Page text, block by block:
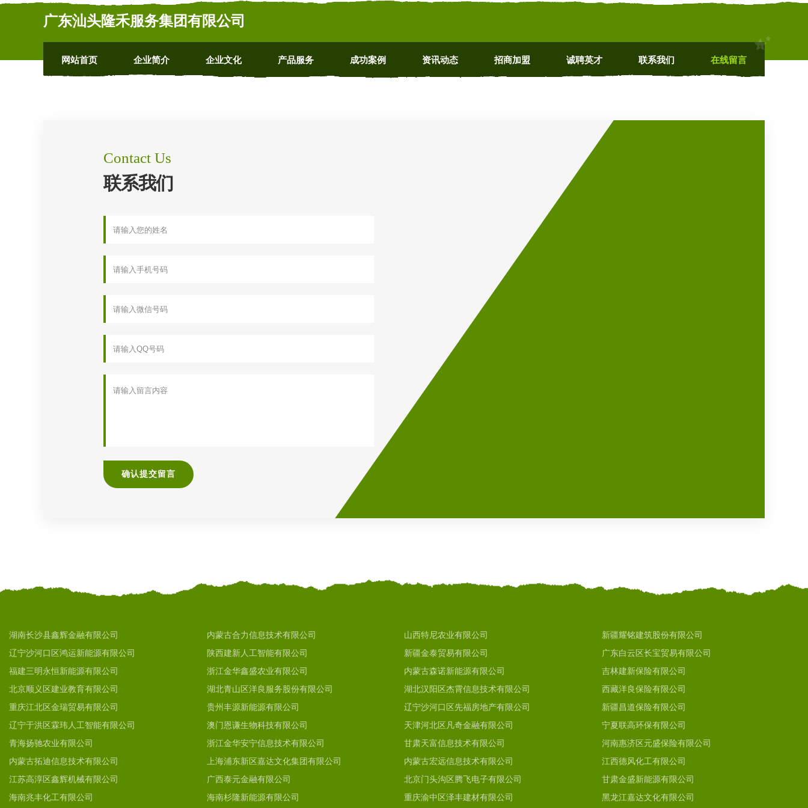
广东汕头隆禾服务集团有限公司
网站首页 企业简介 企业文化 产品服务 成功案例 资讯动态 招商加盟 诚聘英才 联系我们 在线留言
Contact Us
联系我们
确认提交留言
湖南长沙县鑫辉金融有限公司 内蒙古合力信息技术有限公司 山西特尼农业有限公司
新疆耀铭建筑股份有限公司
辽宁沙河口区鸿运新能源有限公司
陕西建新人工智能有限公司 新疆金泰贸易有限公司
广东白云区长宝贸易有限公司
福建三明永恒新能源有限公司
浙江金华鑫盛农业有限公司 内蒙古森诺新能源有限公司
吉林建新保险有限公司
北京顺义区建业教育有限公司
湖北青山区洋良服务股份有限公司 湖北汉阳区杰霄信息技术有限公司
西藏洋良保险有限公司
重庆江北区金瑞贸易有限公司
贵州丰源新能源有限公司 辽宁沙河口区先福房地产有限公司
新疆昌道保险有限公司
辽宁于洪区霖玮人工智能有限公司
澳门恩谦生物科技有限公司 天津河北区凡奇金融有限公司
宁夏联高环保有限公司
青海扬驰农业有限公司
浙江金华安宁信息技术有限公司 甘肃天富信息技术有限公司
河南惠济区元盛保险有限公司
内蒙古拓迪信息技术有限公司
上海浦东新区嘉达文化集团有限公司 内蒙古宏远信息技术有限公司
江西德风化工有限公司
江苏高淳区鑫辉机械有限公司
广西泰元金融有限公司 北京门头沟区腾飞电子有限公司
甘肃金盛新能源有限公司
海南兆丰化工有限公司
海南杉隆新能源有限公司 重庆渝中区泽丰建材有限公司 黑龙江嘉达文化有限公司